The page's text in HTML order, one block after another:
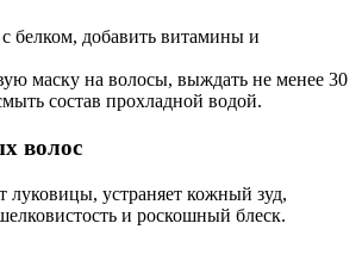
белком, добавить витамины и
маску на волосы, выждать не менее 30
состав прохладной водой.
волос
луковицы, устраняет кожный зуд,
и роскошный блеск.